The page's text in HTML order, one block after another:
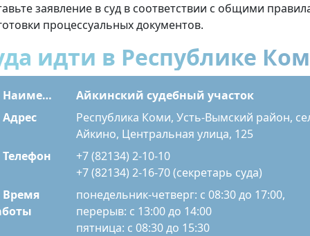
заявление в суд в соответствии с общими
процессуальных документов.
идти в Республике
Наименование
Айкинский судебный участок
Адрес
Республика Коми, Усть-Вымский район,
Айкино, Центральная улица, 125
Телефон
+7 (82134) 2-10-10
+7 (82134) 2-16-70 (секретарь суда)
Время
понедельник-четверг: с 08:30 до 17:00,
перерыв: с 13:00 до 14:00
пятница: с 08:30 до 15:30